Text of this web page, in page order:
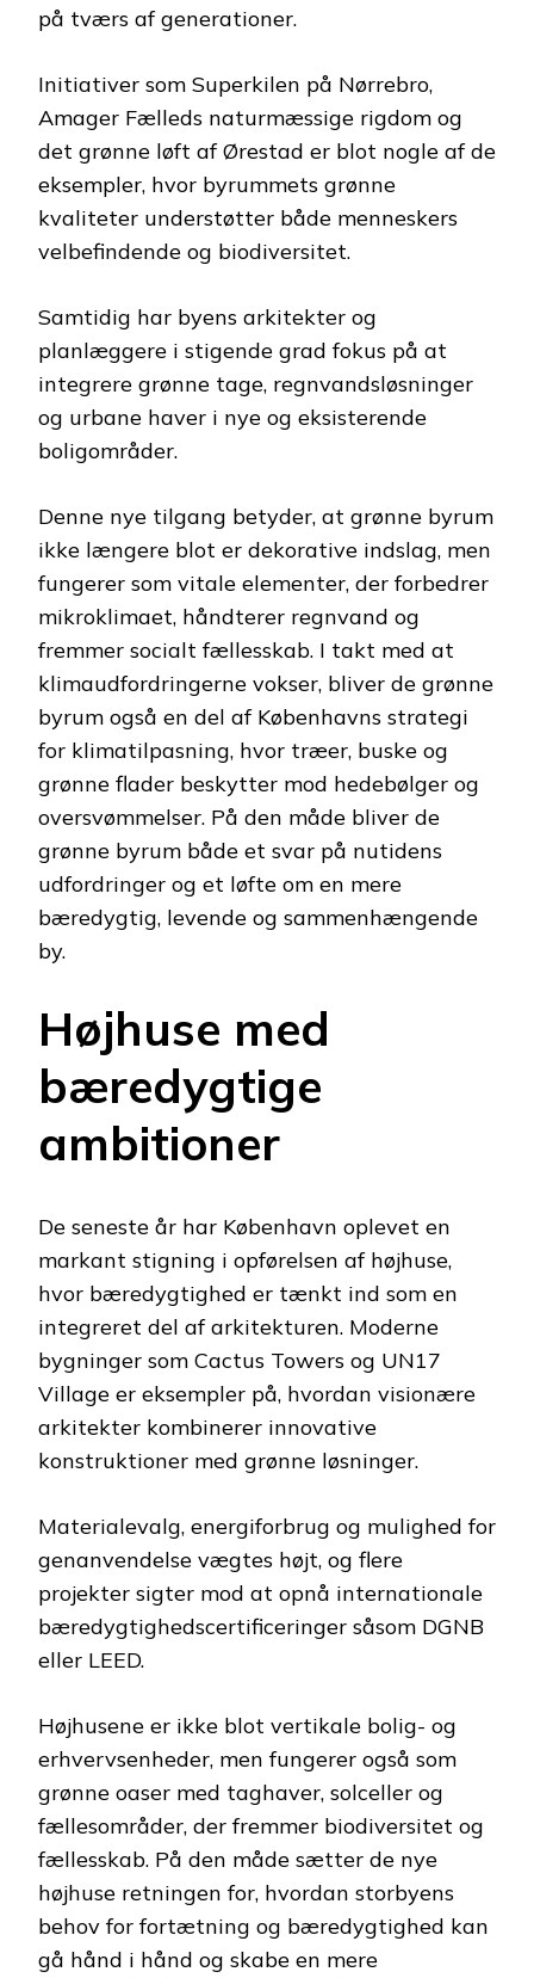
på tværs af generationer.
Initiativer som Superkilen på Nørrebro,
Amager Fælleds naturmæssige rigdom og
det grønne løft af Ørestad er blot nogle af de
eksempler, hvor byrummets grønne
kvaliteter understøtter både menneskers
velbefindende og biodiversitet.
Samtidig har byens arkitekter og
planlæggere i stigende grad fokus på at
integrere grønne tage, regnvandsløsninger
og urbane haver i nye og eksisterende
boligområder.
Denne nye tilgang betyder, at grønne byrum
ikke længere blot er dekorative indslag, men
fungerer som vitale elementer, der forbedrer
mikroklimaet, håndterer regnvand og
fremmer socialt fællesskab. I takt med at
klimaudfordringerne vokser, bliver de grønne
byrum også en del af Københavns strategi
for klimatilpasning, hvor træer, buske og
grønne flader beskytter mod hedebølger og
oversvømmelser. På den måde bliver de
grønne byrum både et svar på nutidens
udfordringer og et løfte om en mere
bæredygtig, levende og sammenhængende
by.
Højhuse med
bæredygtige
ambitioner
De seneste år har København oplevet en
markant stigning i opførelsen af højhuse,
hvor bæredygtighed er tænkt ind som en
integreret del af arkitekturen. Moderne
bygninger som Cactus Towers og UN17
Village er eksempler på, hvordan visionære
arkitekter kombinerer innovative
konstruktioner med grønne løsninger.
Materialevalg, energiforbrug og mulighed for
genanvendelse vægtes højt, og flere
projekter sigter mod at opnå internationale
bæredygtighedscertificeringer såsom DGNB
eller LEED.
Højhusene er ikke blot vertikale bolig- og
erhvervsenheder, men fungerer også som
grønne oaser med taghaver, solceller og
fællesområder, der fremmer biodiversitet og
fællesskab. På den måde sætter de nye
højhuse retningen for, hvordan storbyens
behov for fortætning og bæredygtighed kan
gå hånd i hånd og skabe en mere